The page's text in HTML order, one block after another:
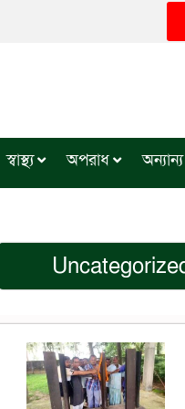
স্বাস্থ্য অপরাধ অন্যান্য